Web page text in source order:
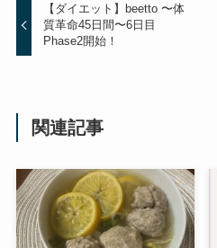
【ダイエット】beetto 〜体
質革命45日間〜6日目
Phase2開始！
関連記事